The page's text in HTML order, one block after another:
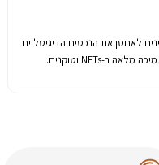
לאחסןאתהנכסיםהדיגיטליים
מלאהב-NFTs וטוקנים.